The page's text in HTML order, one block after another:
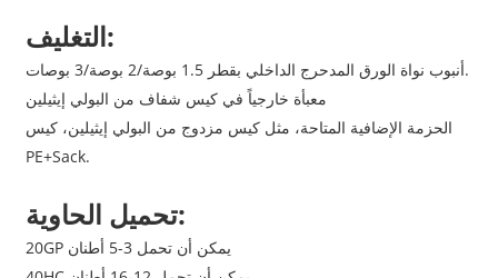
التغليف:
أنبوب نواة الورق المدحرج الداخلي بقطر 1.5 بوصة/2 بوصة/3 بوصات.
معبأة خارجياً في كيس شفاف من البولي إيثيلين
الحزمة الإضافية المتاحة، مثل كيس مزدوج من البولي إيثيلين، كيس
PE+Sack.
تحميل الحاوية:
20GP يمكن أن تحمل 3-5 أطنان